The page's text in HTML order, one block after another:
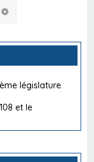
législature
et le